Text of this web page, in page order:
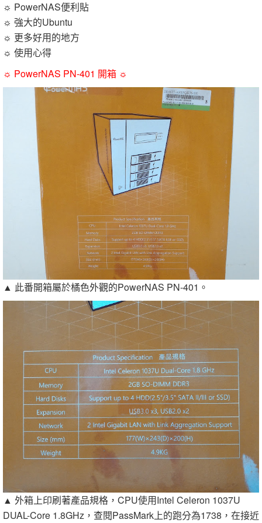
☼ PowerNAS便利貼
☼ 強大的Ubuntu
☼ 更多好用的地方
☼ 使用心得
☼ PowerNAS PN-401 開箱 ☼
▲ 此番開箱屬於橘色外觀的PowerNAS PN-401。
▲ 外箱上印刷著產品規格，CPU使用Intel Celeron 1037U
DUAL-Core 1.8GHz，查閱PassMark上的跑分為1738，在接近